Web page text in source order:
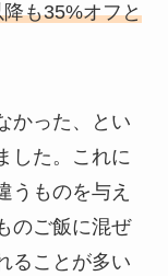
も35%オフと
かった、とい
した。これに
うものを与え
のご飯に混ぜ
ることが多い